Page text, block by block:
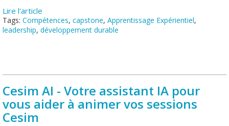
Lire l'article
Tags: Compétences, capstone, Apprentissage Expérientiel,
leadership, développement durable
Cesim AI - Votre assistant IA pour
vous aider à animer vos sessions
Cesim